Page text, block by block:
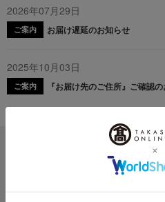
2026年07月29日
ご案内 お届け遅延のお知らせ
2025年10月03日
ご案内 『お届け先のご住所』ご確認
メール